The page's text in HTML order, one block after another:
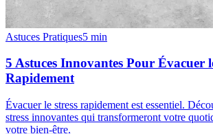
Astuces Pratiques5 min
5 Astuces Innovantes Pour Évacuer
Rapidement
Évacuer le stress rapidement est essentiel.
stress innovantes qui transformeront votre
votre bien-être.